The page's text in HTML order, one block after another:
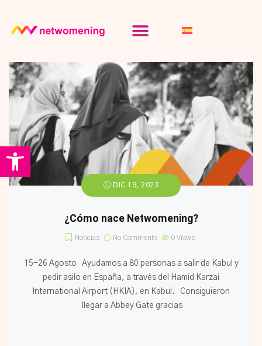
Abrir barra de herramientas
DIC 19, 2023
¿Cómo nace Netwomening?
Noticias No Comments 0 Views
15-26 Agosto Ayudamos a 80 personas a salir de Kabul y
pedir asilo en España, a través del Hamid Karzai
International Airport (HKIA), en Kabul. Consiguieron
llegar a Abbey Gate gracias